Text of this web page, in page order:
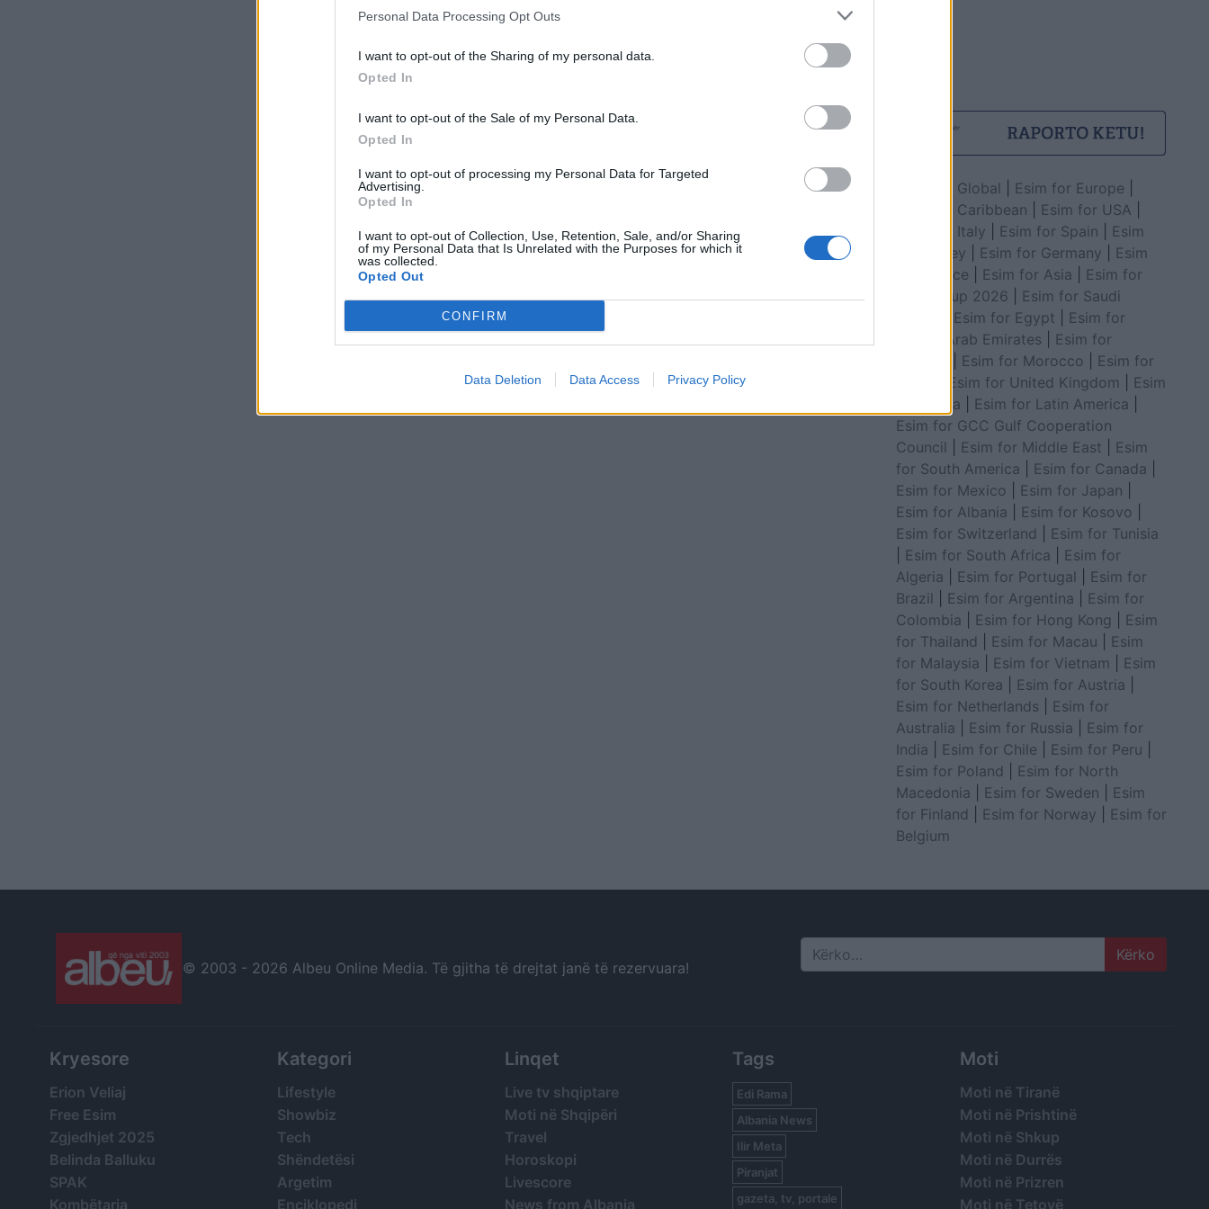
Personal Data Processing Opt Outs
I want to opt-out of the Sharing of my personal data.
Opted In
I want to opt-out of the Sale of my Personal Data.
Opted In
I want to opt-out of processing my Personal Data for Targeted
Advertising.
Opted In
I want to opt-out of Collection, Use, Retention, Sale, and/or Sharing
of my Personal Data that Is Unrelated with the Purposes for which it
was collected.
Opted Out
CONFIRM
Data Deletion Data Access Privacy Policy
Esim for Global Esim for Europe
Esim for Caribbean
Esim for USA
Esim for Italy
Esim for Spain
Esim
for Turkey
Esim for Germany
Esim
for Greece
Esim for Asia
Esim for
World Cup 2026
Esim for Saudi
Esim for Egypt
Esim for
United Arab Emirates
Esim for
Esim for Morocco
Esim for
Esim for United Kingdom
Esim
for Africa
Esim for Latin America
Esim for GCC Gulf Cooperation
Council
Esim for Middle East
Esim
for South America
Esim for Canada
Esim for Mexico
Esim for Japan
Esim for Albania
Esim for Kosovo
Esim for Switzerland
Esim for Tunisia
Esim for South Africa
Esim for
Algeria
Esim for Portugal
Esim for
Brazil
Esim for Argentina
Esim for
Colombia
Esim for Hong Kong
Esim
for Thailand
Esim for Macau
Esim
for Malaysia
Esim for Vietnam
Esim
for South Korea
Esim for Austria
Esim for Netherlands
Esim for
Australia
Esim for Russia
Esim for
India
Esim for Chile Esim for Peru
Esim for Poland
Esim for North
Macedonia
Esim for Sweden
Esim
for Finland
Esim for Norway
Esim for
Belgium
© 2003 - 2026 Albeu Online Media. Të gjitha të drejtat janë të rezervuara! Search
Kryesore
Erion Veliaj
Free Esim
Zgjedhjet 2025
Belinda Balluku
SPAK
Kombëtarja
Kategori
Lifestyle
Showbiz
Tech
Shëndetësi
Argetim
Enciklopedi
Linqet
Live tv shqiptare
Moti në Shqipëri
Travel
Horoskopi
Livescore
News from Albania
Tags
Edi Rama
Albania News
Ilir Meta
Piranjat
gazeta, tv, portale
Moti
Moti në Tiranë
Moti në Prishtinë
Moti në Shkup
Moti në Durrës
Moti në Prizren
Moti në Tetovë